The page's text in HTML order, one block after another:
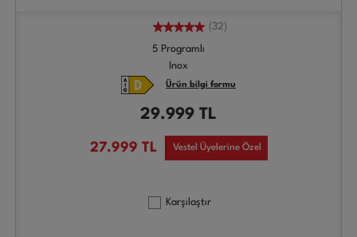
(32)
5 Programlı
Inox
Ürün bilgi formu
29.999 TL
27.999 TL Vestel Üyelerine Özel
Karşılaştır